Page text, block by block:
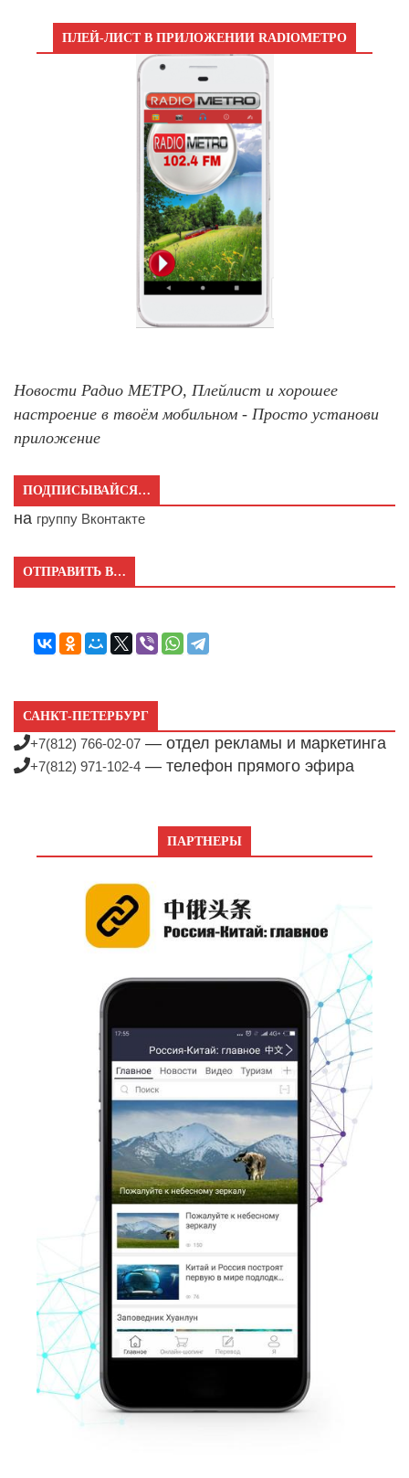
ПЛЕЙ-ЛИСТ В ПРИЛОЖЕНИИ RADIOМЕТРО
Новости Радио МЕТРО, Плейлист и хорошее
настроение в твоём мобильном - Просто установи
приложение
ПОДПИСЫВАЙСЯ…
на группу Вконтакте
ОТПРАВИТЬ В…
САНКТ-ПЕТЕРБУРГ
+7(812) 766-02-07 — отдел рекламы и маркетинга
+7(812) 971-102-4 — телефон прямого эфира
ПАРТНЕРЫ